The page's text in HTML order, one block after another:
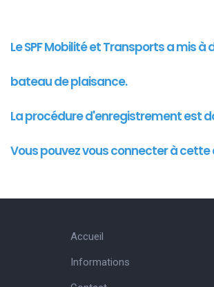
Le SPF Mobilité et Transports a mis
bateau de plaisance.
La procédure d'enregistrement est
Vous pouvez vous connecter à cette
Accueil
Informations